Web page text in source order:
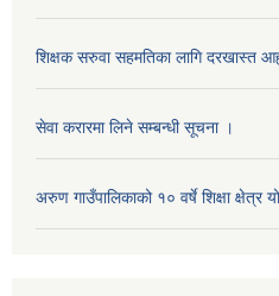
शिक्षक सरुवा सहमतिका लागि दरखास्त
सेवा करारमा लिने सम्बन्धी सूचना ।
अरुण गाउँपालिकाको १० वर्षे शिक्षा